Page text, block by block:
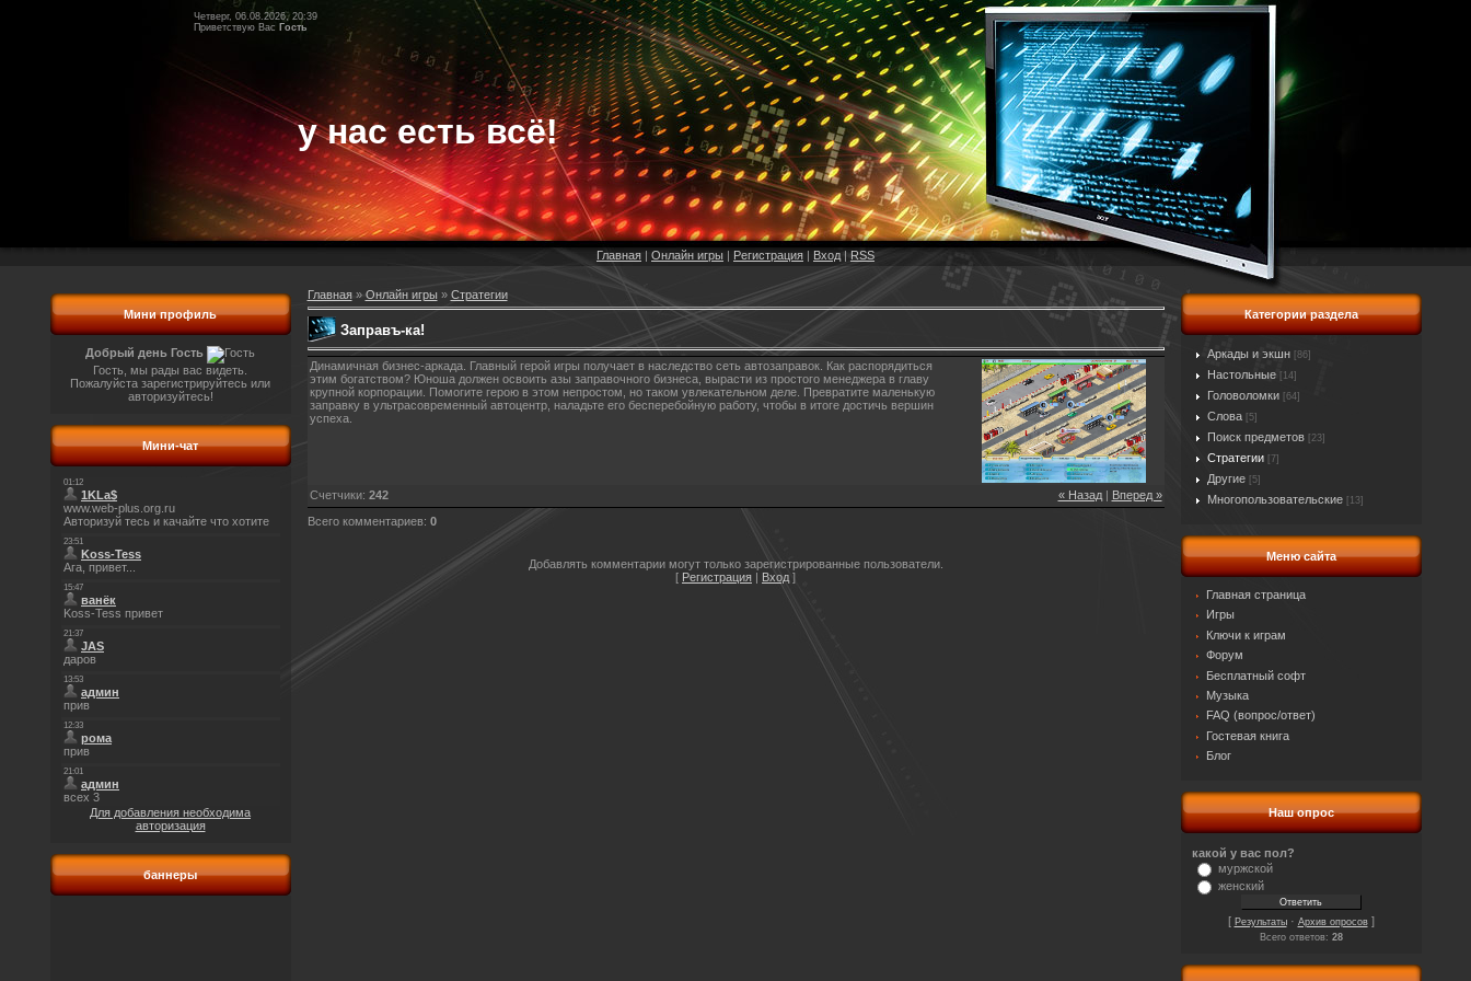
Четверг, 06.08.2026, 20:39
Приветствую Вас Гость
у нас есть всё!
Главная | Онлайн игры | Регистрация | Вход|RSS
Мини профиль
Добрый день Гость
Гость, мы рады вас видеть.
Пожалуйста зарегистрируйтесь или
авторизуйтесь!
Мини-чат
Для добавления необходима
авторизация
баннеры
Главная» Онлайн игры » Стратегии
Заправъ-ка!
Динамичная бизнес-аркада. Главный герой игры получает в наследство сеть автозаправок. Как распорядиться
этим богатством? Юноша должен освоить азы заправочного бизнеса, вырасти из простого менеджера в главу
крупной корпорации. Помогите герою в этом непростом, но таком увлекательном деле. Превратите маленькую
заправку в ультрасовременный автоцентр, наладьте его бесперебойную работу, чтобы в итоге достичь вершин
успеха.
« Назад| Вперед »
Счетчики: 242
Всего комментариев: 0
Добавлять комментарии могут только зарегистрированные пользователи.
[ Регистрация Вход ]
Категории раздела
Аркады и экшн [86]
Настольные [14]
Головоломки [64]
Слова [5]
Поиск предметов [23]
Стратегии [7]
Другие [5]
Многопользовательские [13]
Меню сайта
Главная страница
Игры
Ключи к играм
Форум
Бесплатный софт
Музыка
FAQ (вопрос/ответ)
Гостевая книга
Блог
Наш опрос
какой у вас пол?
муржской
женский
[ Результаты· Архив опросов]
Всего ответов: 28